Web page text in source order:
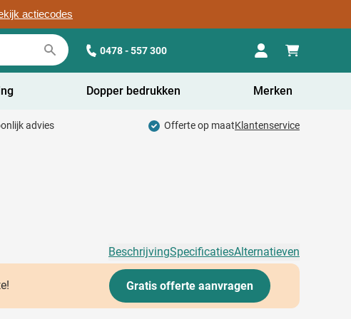
actiecodes
0478 - 557 300
Dopper bedrukken Merken
advies Offerte op maatKlantenservice
BeschrijvingSpecificatiesAlternatieven
Gratis offerte aanvragen